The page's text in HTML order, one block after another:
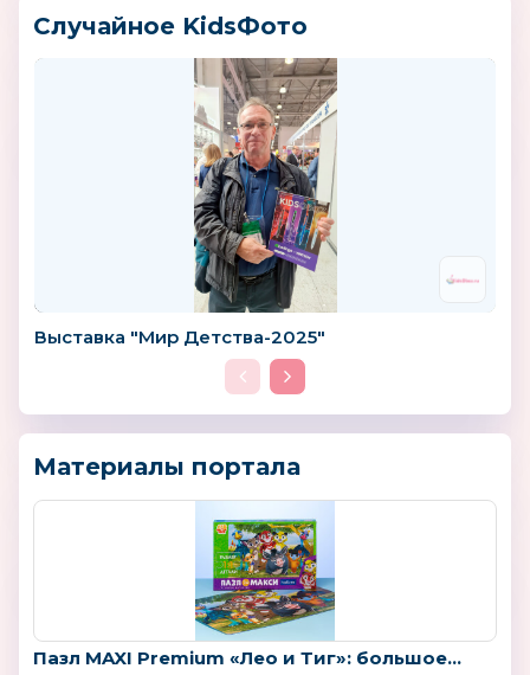
Случайное KidsФото
Выставка "Мир Детства-2025"
Материалы портала
Пазл MAXI Premium «Лео и Тиг»: большое...